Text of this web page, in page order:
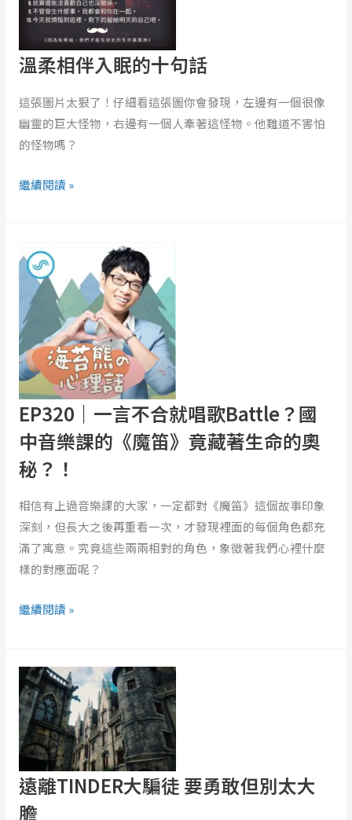
溫柔相伴入眠的十句話
這張圖片太狠了！仔細看這張圖你會發現，左邊有一個很像
幽靈的巨大怪物，右邊有一個人牽著這怪物。他難道不害怕
的怪物嗎？
的
句
話
繼續閱讀 »
EP320｜一言不合就唱歌Battle？國
中音樂課的《魔笛》竟藏著生命的奧
秘？！
相信有上過音樂課的大家，一定都對《魔笛》這個故事印象
深刻，但長大之後再重看一次，才發現裡面的每個角色都充
滿了寓意。究竟這些兩兩相對的角色，象徵著我們心裡什麼
樣的對應面呢？
｜
一
不
合
就
唱
歌
Battle？
國
中
樂
課
的
《魔
竟
生
命
的
奧
秘？！
繼續閱讀 »
遠離TINDER大騙徒 要勇敢但別太大
膽
離
TINDER
大
騙
要
勇